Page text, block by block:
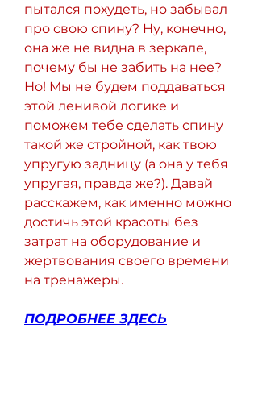
пытался похудеть, но забывал
про свою спину? Ну, конечно,
она же не видна в зеркале,
почему бы не забить на нее?
Но! Мы не будем поддаваться
этой ленивой логике и
поможем тебе сделать спину
такой же стройной, как твою
упругую задницу (а она у тебя
упругая, правда же?). Давай
расскажем, как именно можно
достичь этой красоты без
затрат на оборудование и
жертвования своего времени
на тренажеры.
ПОДРОБНЕЕ ЗДЕСЬ